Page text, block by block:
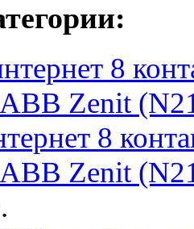
8
ABB Zenit